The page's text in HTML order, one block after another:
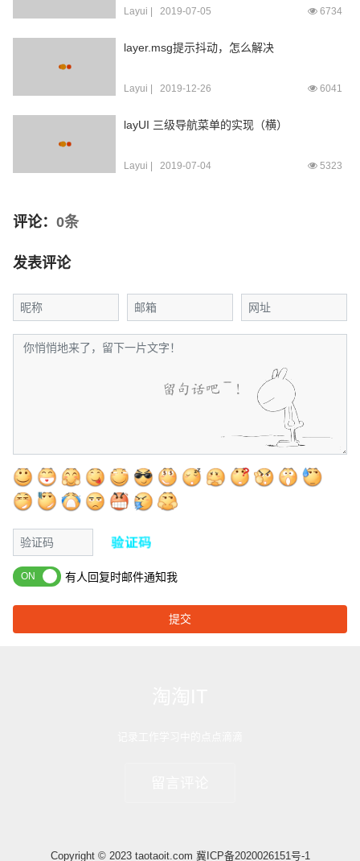
Layui 2019-07-05 6734
layer.msg提示抖动，怎么解决
Layui 2019-12-26 6041
layUI 三级导航菜单的实现（横）
Layui 2019-07-04 5323
评论： 0条
发表评论
有人回复时邮件通知我
提交
Copyright © 2023 taotaoit.com 冀ICP备2020026151号-1